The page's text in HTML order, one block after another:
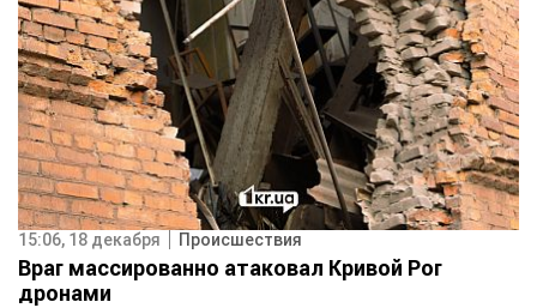
15:06, 18 декабря Происшествия
Враг массированно атаковал Кривой Рог
дронами